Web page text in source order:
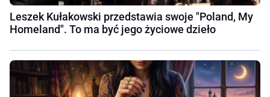
Leszek Kułakowski przedstawia swoje "Poland, My
Homeland". To ma być jego życiowe dzieło